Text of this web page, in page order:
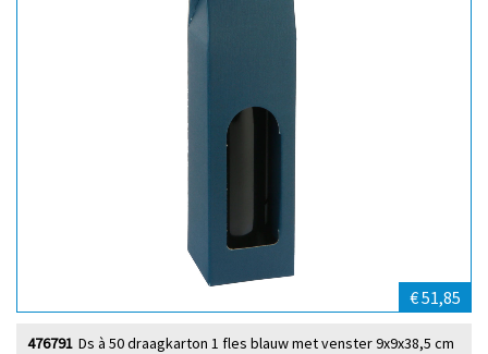
€ 51,85
Ds à 50 draagkarton 1 fles blauw met venster 9x9x38,5 cm
476791